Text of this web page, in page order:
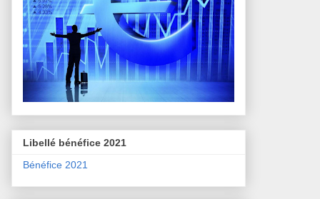
Libellé bénéfice 2021
Bénéfice 2021